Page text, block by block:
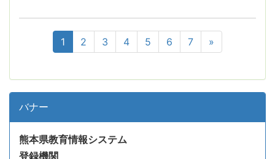
1 2 3 4 5 6 7 »
バナー
熊本県教育情報システム
登録機関